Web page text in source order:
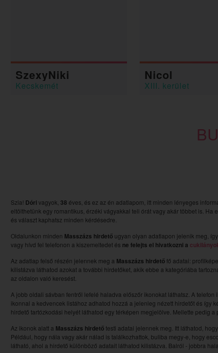
SzexyNiki
Kecskemét
Nicol
XIII. kerület
Szia! Dóri vagyok, 38 éves, és ez az én adatlapom, itt minden lényeges
eltölthetünk egy romantikus, érzéki vágyakkal teli órát vagy akár többet is. Ha
és választ kaphatsz minden kérdésedre.
Oldalunkon minden Masszázs hirdető ugyan olyan adatlapon jelenik meg,
vagy hívd fel telefonon a kiszemeltedet és ne felejts el hivatkozni a
Az adatlap felső részén jelennek meg a Masszázs hirdetőfő adatai:
kilistázva láthatod azokat a további hirdetőket, akik ebbe a kategóriába
az oldalon való keresést.
A jobb oldali sávban fentről lefelé haladva előszőr ikonokat láthatsz. A
ikonnal a kedvencek listához adhatod hozzá a jelenleg nézett hirdetőt és így
hirdető tartózkodási helyét láthatod egy térképen megjelölve. Mellette pedig
Az ikonok alatt a Masszázs hirdetőtesti adatai jelennek meg. Itt láthatod,
Például, hogy nála vagy akár nálad is találkozhattok, buliba megy-e, hogy
látható, ahol a hirdető különböző adatait láthatod kilistázva. Balról - jobbra